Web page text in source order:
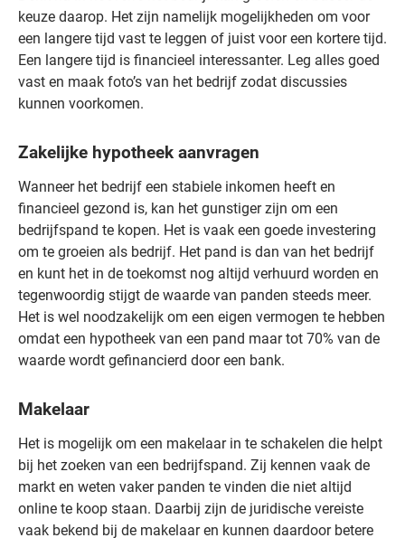
keuze daarop. Het zijn namelijk mogelijkheden om voor
een langere tijd vast te leggen of juist voor een kortere tijd.
Een langere tijd is financieel interessanter. Leg alles goed
vast en maak foto’s van het bedrijf zodat discussies
kunnen voorkomen.
Zakelijke hypotheek aanvragen
Wanneer het bedrijf een stabiele inkomen heeft en
financieel gezond is, kan het gunstiger zijn om een
bedrijfspand te kopen. Het is vaak een goede investering
om te groeien als bedrijf. Het pand is dan van het bedrijf
en kunt het in de toekomst nog altijd verhuurd worden en
tegenwoordig stijgt de waarde van panden steeds meer.
Het is wel noodzakelijk om een eigen vermogen te hebben
omdat een hypotheek van een pand maar tot 70% van de
waarde wordt gefinancierd door een bank.
Makelaar
Het is mogelijk om een makelaar in te schakelen die helpt
bij het zoeken van een bedrijfspand. Zij kennen vaak de
markt en weten vaker panden te vinden die niet altijd
online te koop staan. Daarbij zijn de juridische vereiste
vaak bekend bij de makelaar en kunnen daardoor betere